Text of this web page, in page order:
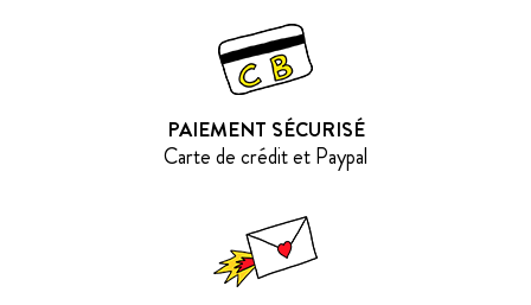
PAIEMENT SÉCURISÉ
Carte de crédit et Paypal